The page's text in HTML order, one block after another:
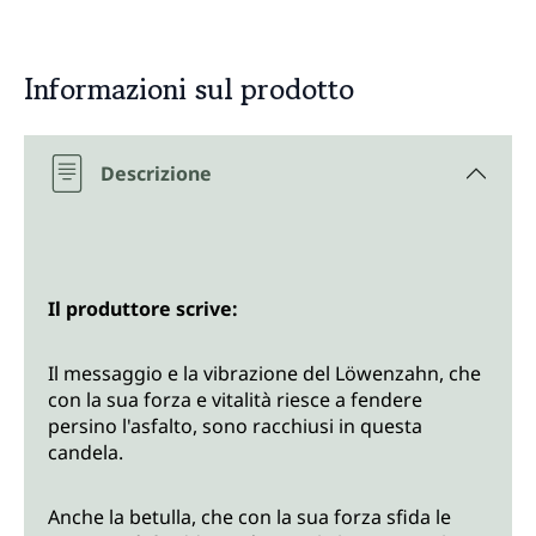
Informazioni sul prodotto
Descrizione
Il produttore scrive:
Il messaggio e la vibrazione del Löwenzahn, che
con la sua forza e vitalità riesce a fendere
persino l'asfalto, sono racchiusi in questa
candela.
Anche la betulla, che con la sua forza sfida le